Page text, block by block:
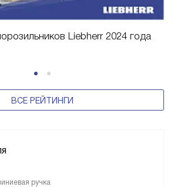
Liebherr 2024 года
ВСЕ РЕЙТИНГИ
ручка